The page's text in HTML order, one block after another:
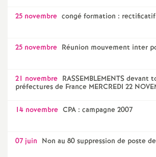
25 novembre congé formation : rectificatif
25 novembre Réunion mouvement inter
21 novembre RASSEMBLEMENTS devant
préfectures de France MERCREDI 22
14 novembre CPA : campagne 2007
07 juin Non au 80 suppression de poste